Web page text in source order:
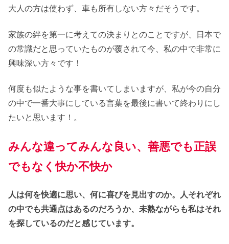
大人の方は使わず、車も所有しない方々だそうです。
家族の絆を第一に考えての決まりとのことですが、日本で
の常識だと思っていたものが覆されて今、私の中で非常に
興味深い方々です！
何度も似たような事を書いてしまいますが、私が今の自分
の中で一番大事にしている言葉を最後に書いて終わりにし
たいと思います！。
みんな違ってみんな良い、善悪でも正誤
でもなく快か不快か
人は何を快適に思い、何に喜びを見出すのか。人それぞれ
の中でも共通点はあるのだろうか、未熟ながらも私はそれ
を探しているのだと感じています。